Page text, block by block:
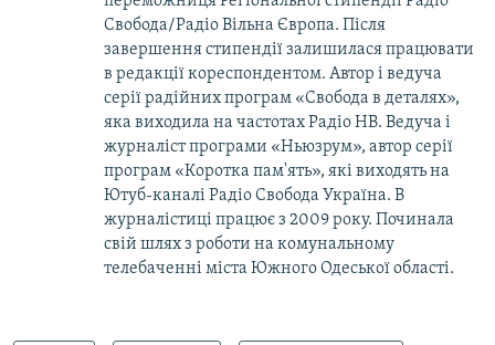
Свобода/Радіо Вільна Європа. Після
завершення стипендії залишилася працювати
в редакції кореспондентом. Автор і ведуча
серії радійних програм «Свобода в деталях»,
яка виходила на частотах Радіо НВ. Ведуча і
журналіст програми «Ньюзрум», автор серії
програм «Коротка пам'ять», які виходять на
Ютуб-каналі Радіо Свобода Україна. В
журналістиці працює з 2009 року. Починала
свій шлях з роботи на комунальному
телебаченні міста Южного Одеської області.